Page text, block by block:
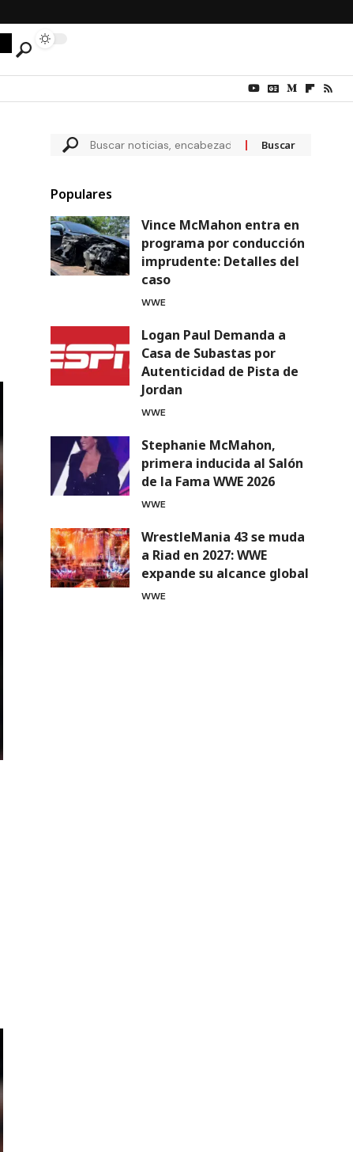
Populares
Vince McMahon entra en
programa por conducción
imprudente: Detalles del
caso
WWE
Logan Paul Demanda a
Casa de Subastas por
Autenticidad de Pista de
Jordan
WWE
Stephanie McMahon,
primera inducida al Salón
de la Fama WWE 2026
WWE
WrestleMania 43 se muda
a Riad en 2027: WWE
expande su alcance global
WWE